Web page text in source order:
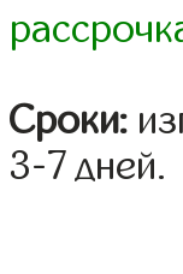
Сроки:
3-7 дней.